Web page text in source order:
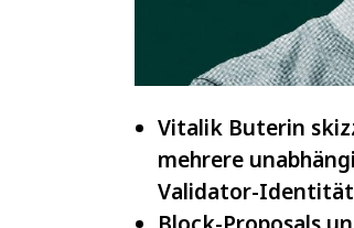
Vitalik Buterin
mehrere
Validator-